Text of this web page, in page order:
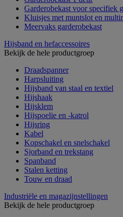
Garderobekast voor specifiek
Kluisjes met muntslot en
Meervaks garderobekast
Hijsband en hefaccessoires
Bekijk de hele productgroep
Draadspanner
Harpsluiting
Hijsband van staal en textiel
Hijshaak
Hijsklem
Hijspoelie en -katrol
Hijsring
Kabel
Kopschakel en snelschakel
Sjorband en trekstang
Spanband
Stalen ketting
Touw en draad
Industriële en magazijnstellingen
Bekijk de hele productgroep